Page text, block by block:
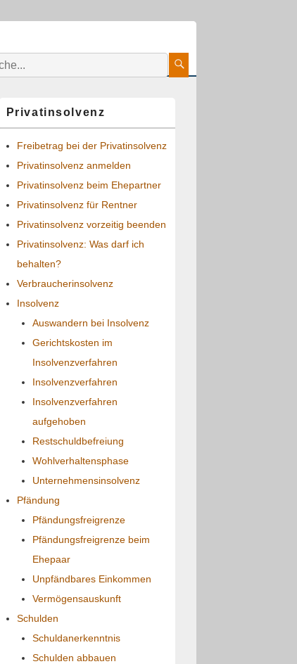
Seitenleisten-
Widgetbereich
Privatinsolvenz
Freibetrag bei der Privatinsolvenz
Privatinsolvenz anmelden
Privatinsolvenz beim Ehepartner
Privatinsolvenz für Rentner
Privatinsolvenz vorzeitig beenden
Privatinsolvenz: Was darf ich
behalten?
Verbraucherinsolvenz
Insolvenz
Auswandern bei Insolvenz
Gerichtskosten im
Insolvenzverfahren
Insolvenzverfahren
Insolvenzverfahren
aufgehoben
Restschuldbefreiung
Wohlverhaltensphase
Unternehmensinsolvenz
Pfändung
Pfändungsfreigrenze
Pfändungsfreigrenze beim
Ehepaar
Unpfändbares Einkommen
Vermögensauskunft
Schulden
Schuldanerkenntnis
Schulden abbauen